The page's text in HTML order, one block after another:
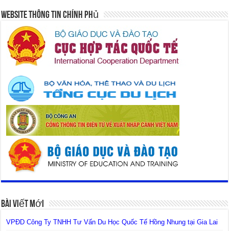
Website Thông Tin Chính Phủ
Bài Viết Mới
VPĐD Công Ty TNHH Tư Vấn Du Học Quốc Tế Hồng Nhung tại Gia Lai